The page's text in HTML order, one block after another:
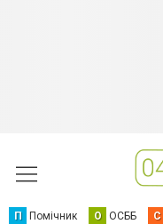
П Помічник О ОСББ C